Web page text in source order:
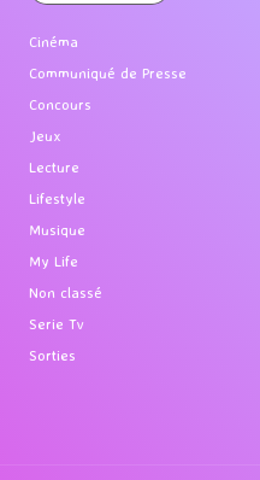
Cinéma
Communiqué de Presse
Concours
Jeux
Lecture
Lifestyle
Musique
My Life
Non classé
Serie Tv
Sorties